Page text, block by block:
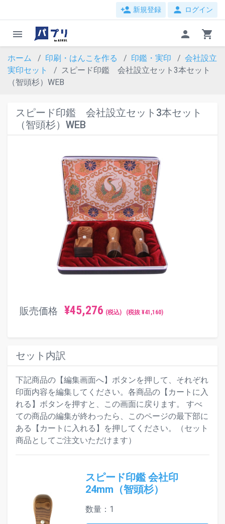
person_add 新規登録 person ログイン
menu person shopping_cart
ホーム 印刷・はんこを作る 印鑑・実印
会社設立
実印セット
スピード印鑑 会社設立セット3本セット
（智頭杉）WEB
スピード印鑑 会社設立セット3本セット
（智頭杉）WEB
販売価格 ¥45,276 (税込) (税抜 ¥41,160)
セット内訳
下記商品の【編集画面へ】ボタンを押して、それぞれ
印面内容を編集してください。各商品の【カートに入
れる】ボタンを押すと、この画面に戻ります。 すべ
ての商品の編集が終わったら、このページの最下部に
ある【カートに入れる】を押してください。（セット
商品としてご注文いただけます）
スピード印鑑 会社印
24mm（智頭杉）
数量：1